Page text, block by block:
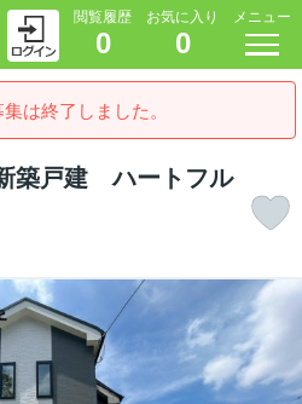
閲覧履歴
0
お気に入り
0
メニュー
は終了しました。
築戸建 ハートフル